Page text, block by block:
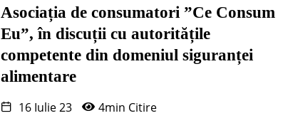
Asociația de consumatori ”Ce Consum
Eu”, în discuții cu autoritățile
competente din domeniul siguranței
alimentare
16 Iulie 23
4min Citire